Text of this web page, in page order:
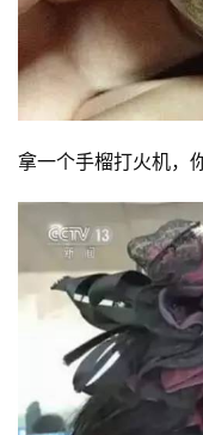
拿一个手榴打火机，